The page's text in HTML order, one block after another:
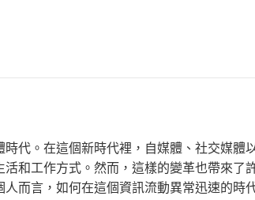
代。在這個新時代裡，自媒體、社交媒體
和工作方式。然而，這樣的變革也帶來了
而言，如何在這個資訊流動異常迅速的時